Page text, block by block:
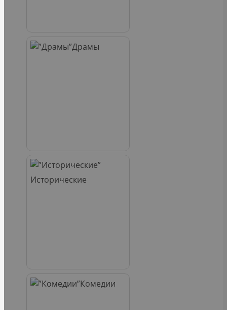
Драмы
Исторические
Комедии